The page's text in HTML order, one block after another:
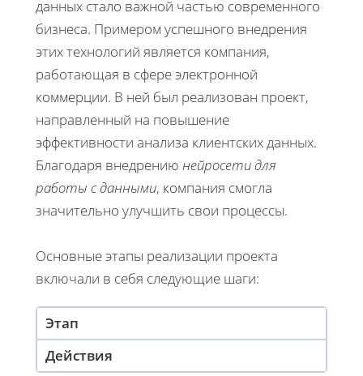
данных стало важной частью современного
бизнеса. Примером успешного внедрения
этих технологий является компания,
работающая в сфере электронной
коммерции. В ней был реализован проект,
направленный на повышение
эффективности анализа клиентских данных.
Благодаря внедрению нейросети для
работы с данными, компания смогла
значительно улучшить свои процессы.
Основные этапы реализации проекта
включали в себя следующие шаги:
Этап
Действия